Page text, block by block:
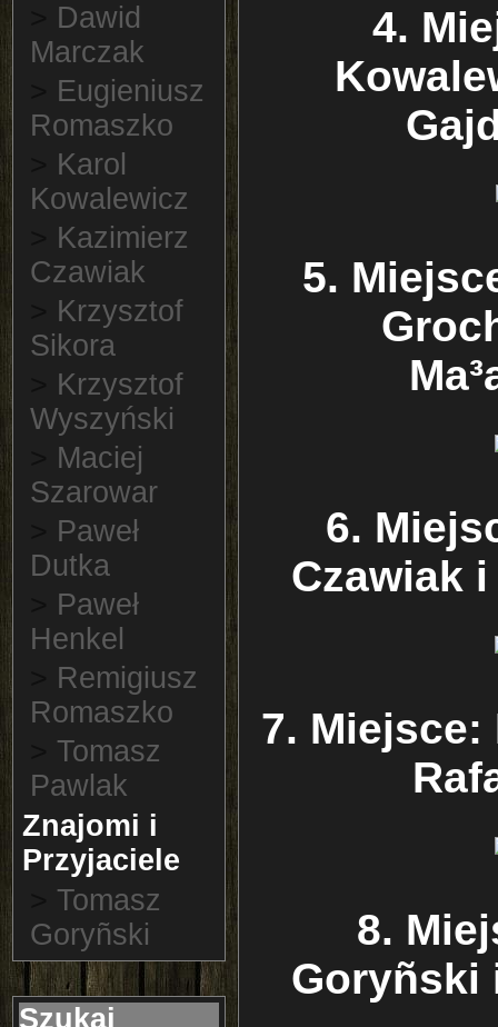
Dawid
Marczak
Eugieniusz
Romaszko
Karol
Kowalewicz
Kazimierz
Czawiak
Krzysztof
Sikora
Krzysztof
Wyszyński
Maciej
Szarowar
Paweł
Dutka
Paweł
Henkel
Remigiusz
Romaszko
Tomasz
Pawlak
Znajomi i
Przyjaciele
Tomasz
Goryñski
Szukaj
4.
5.
6.
Czawiak
7. Miejsce:
8.
Goryñski